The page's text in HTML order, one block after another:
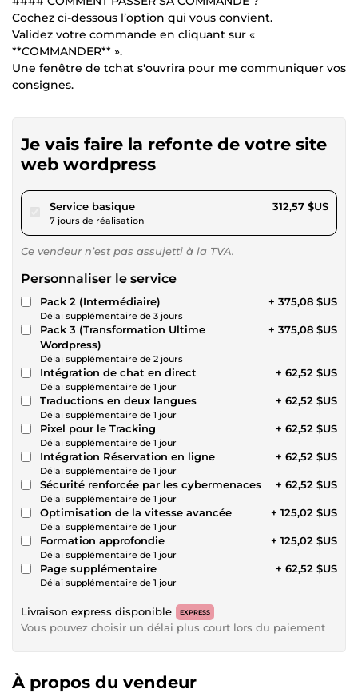
Cochez ci-dessous l’option qui vous convient.
Validez votre commande en cliquant sur «
**COMMANDER** ».
Une fenêtre de tchat s'ouvrira pour me communiquer vos
consignes.
Je vais faire la refonte de votre site
web wordpress
Service basiquepour 288,09 $US
7 jours de réalisation
312,57 $US
Ce vendeur n’est pas assujetti à la TVA.
Personnaliser le service
Pack 2 (Intermédiaire)
Délai supplémentaire de 3 jours
+ 375,08 $US
Pack 3 (Transformation Ultime
Wordpress)
Délai supplémentaire de 2 jours
+ 375,08 $US
Intégration de chat en direct
Délai supplémentaire de 1 jour
+ 62,52 $US
Traductions en deux langues
Délai supplémentaire de 1 jour
+ 62,52 $US
Pixel pour le Tracking
Délai supplémentaire de 1 jour
+ 62,52 $US
Intégration Réservation en ligne
Délai supplémentaire de 1 jour
+ 62,52 $US
Sécurité renforcée par les cybermenaces
Délai supplémentaire de 1 jour
+ 62,52 $US
Optimisation de la vitesse avancée
Délai supplémentaire de 1 jour
+ 125,02 $US
Formation approfondie
Délai supplémentaire de 1 jour
+ 125,02 $US
Page supplémentaire
Délai supplémentaire de 1 jour
+ 62,52 $US
Livraison express disponible EXPRESS
Vous pouvez choisir un délai plus court lors du paiement
À propos du vendeur